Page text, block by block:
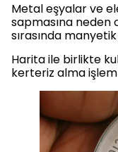
Metal eşyalar ve
sapmasına neden
sırasında
Harita ile birlikte
kerteriz alma